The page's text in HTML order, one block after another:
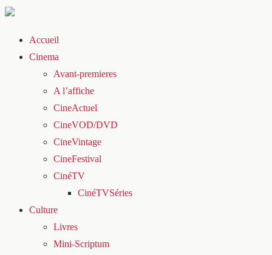
Accueil
Cinema
Avant-premieres
A l’affiche
CineActuel
CineVOD/DVD
CineVintage
CineFestival
CinéTV
CinéTVSéries
Culture
Livres
Mini-Scriptum